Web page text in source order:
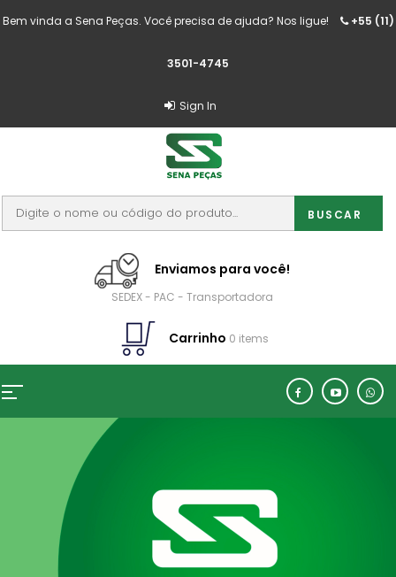
Bem vinda a Sena Peças. Você precisa de ajuda? Nos ligue! +55 (11)
3501-4745
Sign In
Enviamos para você!
SEDEX - PAC - Transportadora
Carrinho 0 items